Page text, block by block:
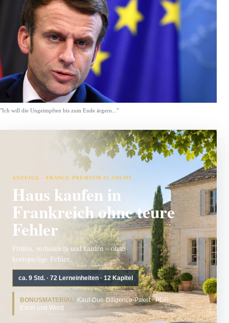
"Ich will die Ungeimpften bis zum Ende ärgern..."
ANZEIGE · FRANCE PREMIUM ACADEMY
Haus kaufen in
Frankreich ohne teure
Fehler
Prüfen, verhandeln und kaufen – ohne
kostspielige Fehler.
ca. 9 Std. · 72 Lerneinheiten · 12 Kapitel
BONUSMATERIAL: Kauf-Due-Diligence-Paket · PDF,
Excel und Word